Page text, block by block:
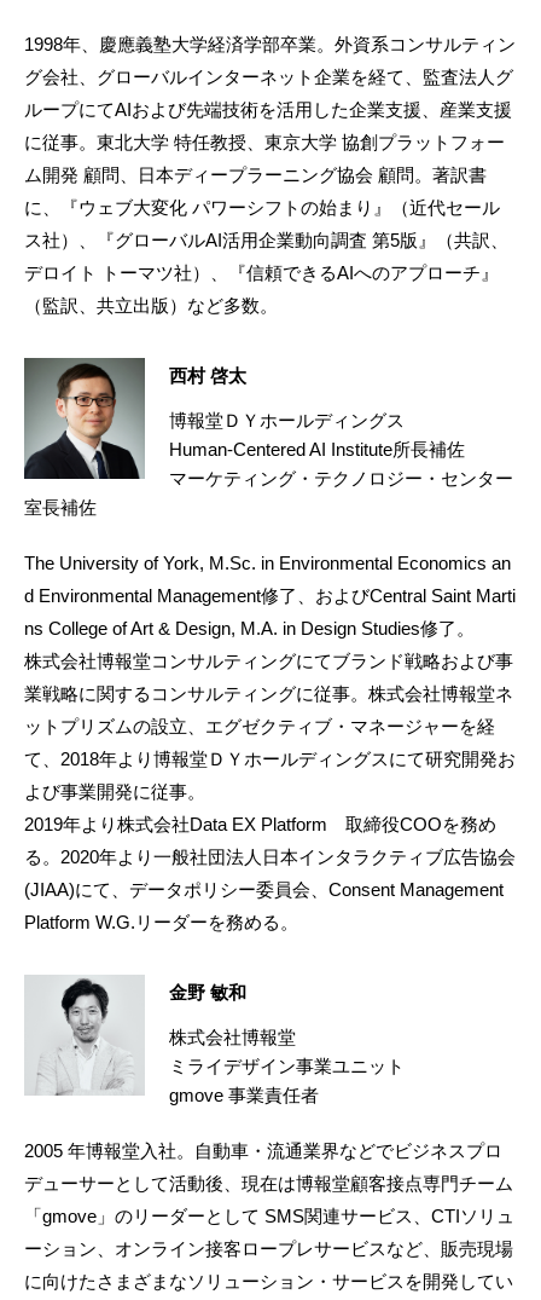
1998年、慶應義塾大学経済学部卒業。外資系コンサルティン
グ会社、グローバルインターネット企業を経て、監査法人グ
ループにてAIおよび先端技術を活用した企業支援、産業支援
に従事。東北大学 特任教授、東京大学 協創プラットフォー
ム開発 顧問、日本ディープラーニング協会 顧問。著訳書
に、『ウェブ大変化 パワーシフトの始まり』（近代セール
ス社）、『グローバルAI活用企業動向調査 第5版』（共訳、
デロイト トーマツ社）、『信頼できるAIへのアプローチ』
（監訳、共立出版）など多数。
西村 啓太
博報堂ＤＹホールディングス
Human-Centered AI Institute所長補佐
マーケティング・テクノロジー・センター
室長補佐
The University of York, M.Sc. in Environmental Economics an
d Environmental Management修了、およびCentral Saint Marti
ns College of Art & Design, M.A. in Design Studies修了。
株式会社博報堂コンサルティングにてブランド戦略および事
業戦略に関するコンサルティングに従事。株式会社博報堂ネ
ットプリズムの設立、エグゼクティブ・マネージャーを経
て、2018年より博報堂ＤＹホールディングスにて研究開発お
よび事業開発に従事。
2019年より株式会社Data EX Platform 取締役COOを務め
る。2020年より一般社団法人日本インタラクティブ広告協会
(JIAA)にて、データポリシー委員会、Consent Management
Platform W.G.リーダーを務める。
金野 敏和
株式会社博報堂
ミライデザイン事業ユニット
gmove 事業責任者
2005 年博報堂入社。自動車・流通業界などでビジネスプロ
デューサーとして活動後、現在は博報堂顧客接点専門チーム
「gmove」のリーダーとして SMS関連サービス、CTIソリュ
ーション、オンライン接客ロープレサービスなど、販売現場
に向けたさまざまなソリューション・サービスを開発してい